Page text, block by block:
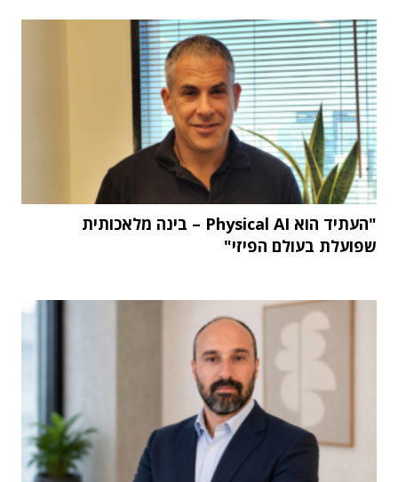
"העתיד הוא Physical AI – בינה מלאכותית
שפועלת בעולם הפיזי"